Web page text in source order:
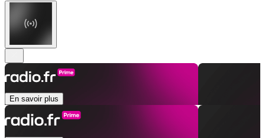
En savoir plus